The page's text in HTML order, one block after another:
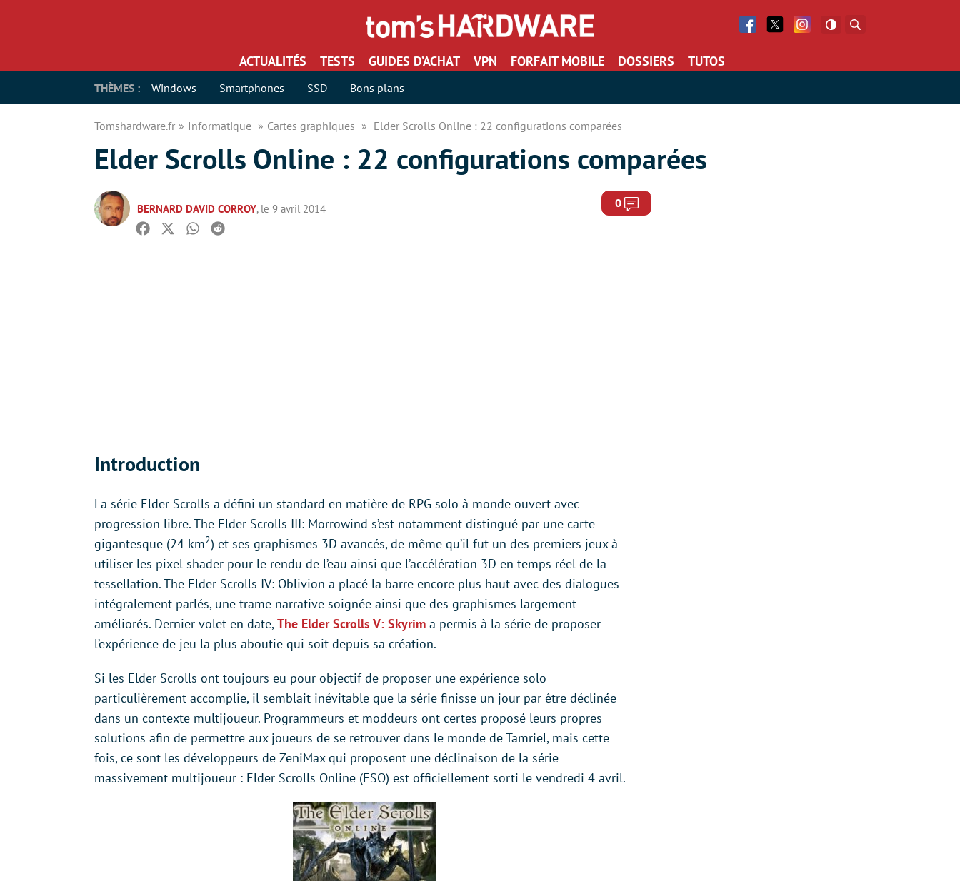
Facebook
Twitter Facebook
ACTUALITÉS TESTS GUIDES D’ACHAT VPN FORFAIT MOBILE DOSSIERS TUTOS
THÈMES : Windows Smartphones SSD Bons plans
Tomshardware.fr Informatique Cartes graphiques Elder Scrolls Online : 22 configurations comparées
Elder Scrolls Online : 22 configurations comparées
BERNARD DAVID CORROY, le 9 avril 2014 0 Commentaires
Facebook
TwitterWhatsapp
Reddit
Introduction
La série Elder Scrolls a défini un standard en matière de RPG solo à monde ouvert avec
progression libre. The Elder Scrolls III: Morrowind s’est notamment distingué par une carte
gigantesque (24 km2) et ses graphismes 3D avancés, de même qu’il fut un des premiers jeux à
utiliser les pixel shader pour le rendu de l’eau ainsi que l’accélération 3D en temps réel de la
tessellation. The Elder Scrolls IV: Oblivion a placé la barre encore plus haut avec des dialogues
intégralement parlés, une trame narrative soignée ainsi que des graphismes largement
améliorés. Dernier volet en date,The Elder Scrolls V: Skyrim a permis à la série de proposer
l’expérience de jeu la plus aboutie qui soit depuis sa création.
Si les Elder Scrolls ont toujours eu pour objectif de proposer une expérience solo
particulièrement accomplie, il semblait inévitable que la série finisse un jour par être déclinée
dans un contexte multijoueur. Programmeurs et moddeurs ont certes proposé leurs propres
solutions afin de permettre aux joueurs de se retrouver dans le monde de Tamriel, mais cette
fois, ce sont les développeurs de ZeniMax qui proposent une déclinaison de la série
massivement multijoueur : Elder Scrolls Online (ESO) est officiellement sorti le vendredi 4 avril.